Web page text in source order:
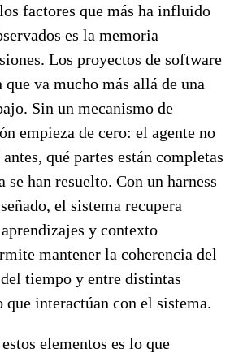
factores que más ha influido
es la memoria
Los proyectos de software
va mucho más allá de una
Sin un mecanismo de
empieza de cero: el agente no
qué partes están completas
se han resuelto. Con un harness
el sistema recupera
y contexto
mantener la coherencia del
tiempo y entre distintas
que interactúan con el sistema.
elementos es lo que